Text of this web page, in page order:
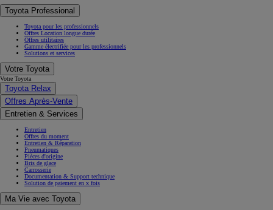
Toyota Professional
Toyota pour les professionnels
Offres Location longue durée
Offres utilitaires
Gamme électrifiée pour les professionnels
Solutions et services
Votre Toyota
Votre Toyota
Toyota Relax
Offres Après-Vente
Entretien & Services
Entretien
Offres du moment
Entretien & Réparation
Pneumatiques
Pièces d'origine
Bris de glace
Carrosserie
Documentation & Support technique
Solution de paiement en x fois
Ma Vie avec Toyota